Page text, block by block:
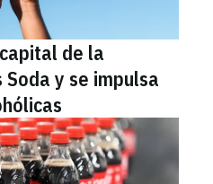
de la
y se impulsa